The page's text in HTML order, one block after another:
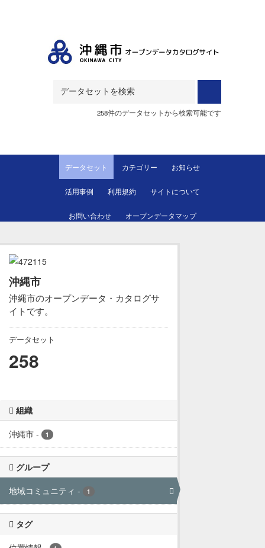
258件のデータセットから検索可能です
データセット カテゴリー お知らせ
活用事例 利用規約 サイトについて
お問い合わせ オープンデータマップ
沖縄市
沖縄市のオープンデータ・カタログサ
イトです。
データセット
258
組織
沖縄市 - 1
グループ
地域コミュニティ - 1
タグ